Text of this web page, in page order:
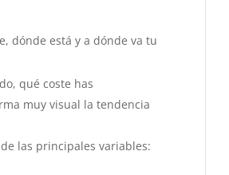
dónde está y a dónde va tu
qué coste has
muy visual la tendencia
las principales variables: